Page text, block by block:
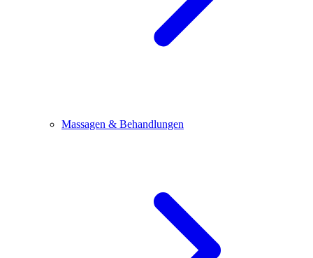
Massagen & Behandlungen